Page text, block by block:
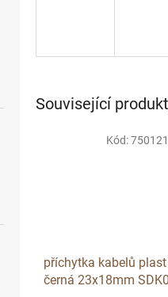
Související
příchytka kabelů plast
černá 23x18mm
Kód: